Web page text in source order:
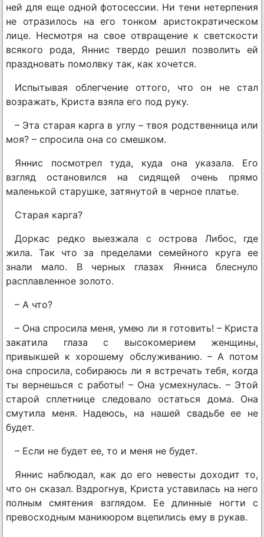
ней для еще одной фотосессии. Ни тени нетерпения
не отразилось на его тонком аристократическом
лице. Несмотря на свое отвращение к светскости
всякого рода, Яннис твердо решил позволить ей
праздновать помолвку так, как хочется.
Испытывая облегчение оттого, что он не стал
возражать, Криста взяла его под руку.
– Эта старая карга в углу – твоя родственница или
моя? – спросила она со смешком.
Яннис посмотрел туда, куда она указала. Его
взгляд остановился на сидящей очень прямо
маленькой старушке, затянутой в черное платье.
Старая карга?
Доркас редко выезжала с острова Либос, где
жила. Так что за пределами семейного круга ее
знали мало. В черных глазах Янниса блеснуло
расплавленное золото.
– А что?
– Она спросила меня, умею ли я готовить! – Криста
закатила глаза с высокомерием женщины,
привыкшей к хорошему обслуживанию. – А потом
она спросила, собираюсь ли я встречать тебя, когда
ты вернешься с работы! – Она усмехнулась. – Этой
старой сплетнице следовало остаться дома. Она
смутила меня. Надеюсь, на нашей свадьбе ее не
будет.
– Если не будет ее, то и меня не будет.
Яннис наблюдал, как до его невесты доходит то,
что он сказал. Вздрогнув, Криста уставилась на него
полным смятения взглядом. Ее длинные ногти с
превосходным маникюром вцепились ему в рукав.